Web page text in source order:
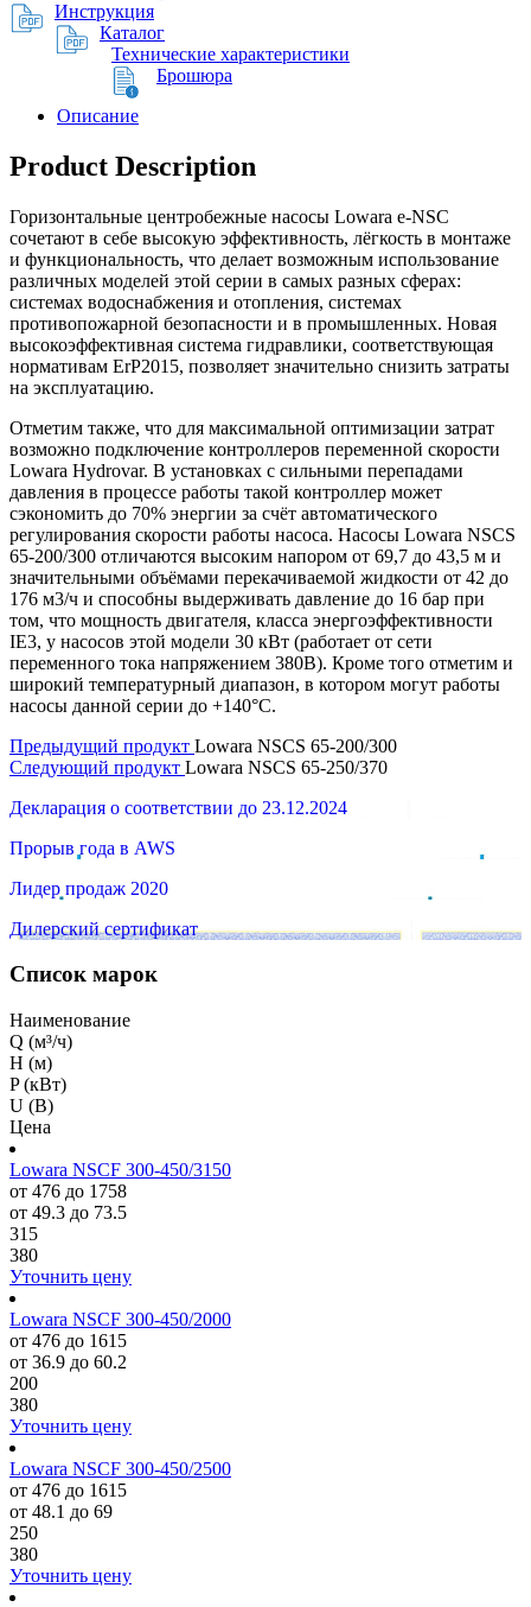
Инструкция
Каталог
Технические характеристики
Брошюра
Описание
Product Description
Горизонтальные центробежные насосы Lowara e-NSC
сочетают в себе высокую эффективность, лёгкость в монтаже
и функциональность, что делает возможным использование
различных моделей этой серии в самых разных сферах:
системах водоснабжения и отопления, системах
противопожарной безопасности и в промышленных. Новая
высокоэффективная система гидравлики, соответствующая
нормативам ErP2015, позволяет значительно снизить затраты
на эксплуатацию.
Отметим также, что для максимальной оптимизации затрат
возможно подключение контроллеров переменной скорости
Lowara Hydrovar. В установках с сильными перепадами
давления в процессе работы такой контроллер может
сэкономить до 70% энергии за счёт автоматического
регулирования скорости работы насоса. Насосы Lowara NSCS
65-200/300 отличаются высоким напором от 69,7 до 43,5 м и
значительными объёмами перекачиваемой жидкости от 42 до
176 м3/ч и способны выдерживать давление до 16 бар при
том, что мощность двигателя, класса энергоэффективности
IE3, у насосов этой модели 30 кВт (работает от сети
переменного тока напряжением 380В). Кроме того отметим и
широкий температурный диапазон, в котором могут работы
насосы данной серии до +140°C.
Предыдущий продукт Lowara NSCS 65-200/300
Следующий продукт Lowara NSCS 65-250/370
Декларация о соответствии до 23.12.2024
Прорыв года в AWS
Лидер продаж 2020
Дилерский сертификат
Список марок
Наименование
Q (м³/ч)
H (м)
P (кВт)
U (В)
Цена
Lowara NSCF 300-450/3150
от 476 до 1758
от 49.3 до 73.5
315
380
Уточнить цену
Lowara NSCF 300-450/2000
от 476 до 1615
от 36.9 до 60.2
200
380
Уточнить цену
Lowara NSCF 300-450/2500
от 476 до 1615
от 48.1 до 69
250
380
Уточнить цену